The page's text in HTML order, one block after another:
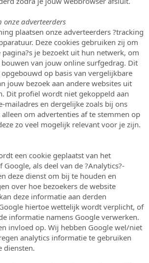
onze adverteerders
plaatsen onze adverteerders ?tracking
Deze cookies gebruiken zij om
je bezoekt uit hun netwerk, om
van jouw online surfgedrag. Dit
op basis van vergelijkbare
jouw bezoek aan andere websites uit
Dit profiel wordt niet gekoppeld aan
mailadres en dergelijke zoals bij ons
om advertenties af te stemmen op
zo veel mogelijk relevant voor je zijn.
een cookie geplaatst van het
als deel van de ?Analytics?-
deze dienst om bij te houden en
over hoe bezoekers de website
deze informatie aan derden
hiertoe wettelijk wordt verplicht, of
informatie namens Google verwerken.
invloed op. Wij hebben Google wel/niet
analytics informatie te gebruiken
diensten.